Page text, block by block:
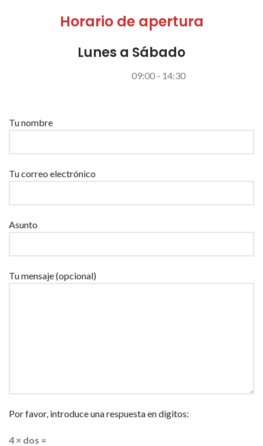
Horario de apertura
Lunes a Sábado
09:00 - 14:30
Tu nombre
Tu correo electrónico
Asunto
Tu mensaje (opcional)
Por favor, introduce una respuesta en dígitos:
4 × dos =